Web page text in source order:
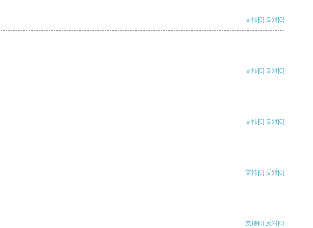
支持[0] 反对[0]
支持[0] 反对[0]
支持[0] 反对[0]
支持[0] 反对[0]
支持[0] 反对[0]